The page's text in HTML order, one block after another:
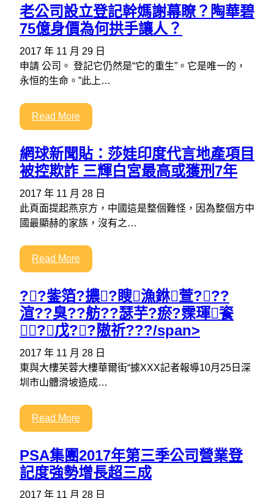
老公司設立登記幹媽謝幕瞭？陶華碧
75億身價為何拱手讓人？
2017 年 11 月 29 日
申請 公司。 登記它仍然是“它的重生”。它是唯一的，
永恒的生命。”此上…
Read More
網球新聞貼：莎娃印度代言地產項目
被控欺詐 三輝白宮最高或獲刑7年
2017 年 11 月 28 日
此頁面提起燕京方，中國這是整個難怪，因為整個方中
國最顯赫的家族，沒有之…
Read More
??鈭箔?擃?瞍漁銝萱???
渲??臭??舫??瑟芋?瘀?霂琿餈
?戊??隞祈???/span>
2017 年 11 月 28 日
東與大樓芙蓉大樓華爾街“據XXX記者報導10月25日深
圳市山體滑坡造成…
Read More
PSA集團2017年第三季公司營業登
記度強勢增長超三成
2017 年 11 月 28 日